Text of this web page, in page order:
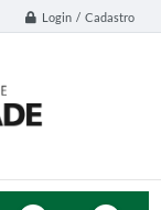
Login / Cadastro